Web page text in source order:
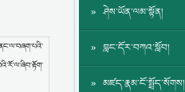
ཤེས་ཡོན་ལམ་སྟོན།
བླང་དོར་བཀའ་སློབ།
མཛད་རྣམ་ངོ་སྤྲོད་སོགས།